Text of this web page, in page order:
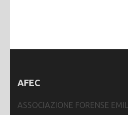
AFEC
ASSOCIAZIONE FORENSE